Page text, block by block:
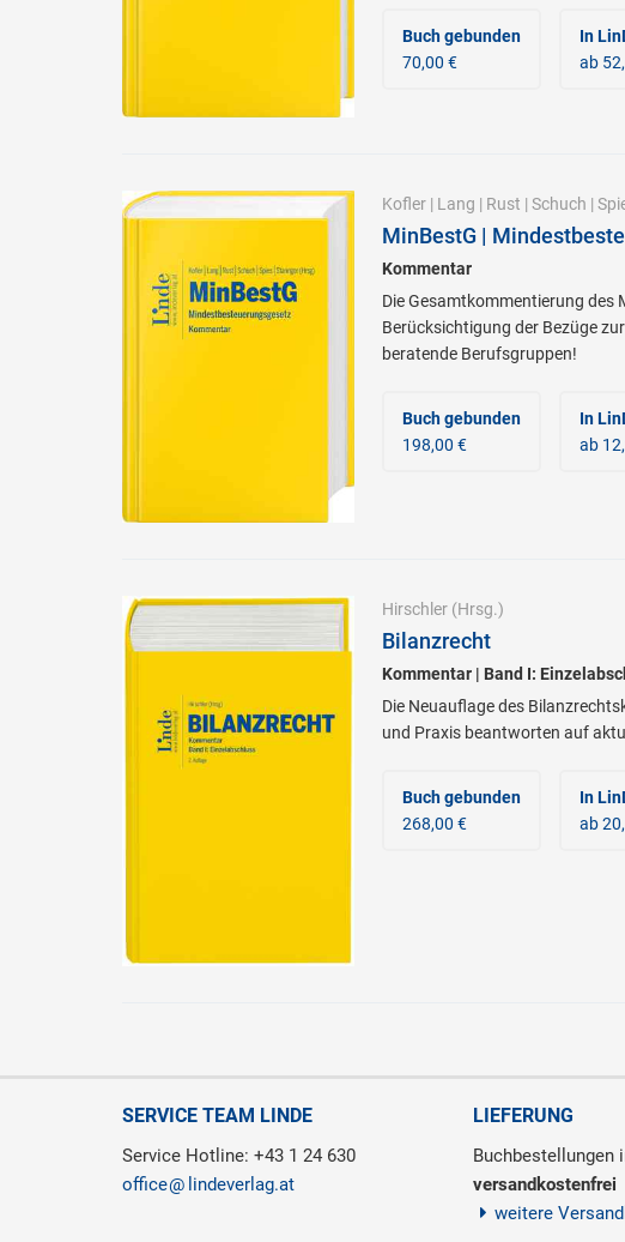
Buch gebunden
70,00 €
In
ab
Kofler| Lang | Rust | Schuch |
MinBestG |
Kommentar
Die Gesamtkommentierung des
Berücksichtigung der Bezüge
beratende Berufsgruppen!
Buch gebunden
198,00 €
In
ab
Hirschler(Hrsg.)
Bilanzrecht
Kommentar | Band I:
Die Neuauflage des
und Praxis beantworten auf
Buch gebunden
268,00 €
In
ab
SERVICE TEAM LINDE
Service Hotline: +43 1 24 630
office
lindeverlag.at
LIEFERUNG
Buchbestellungen
versandkostenfrei
weitere